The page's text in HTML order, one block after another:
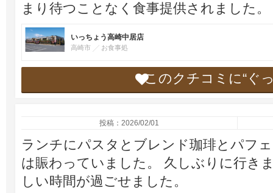
まり待つことなく食事提供されました。
いっちょう高崎中居店
高崎市 お食事処
このクチコミに“ぐ
投稿：2026/02/01
ランチにパスタとブレンド珈琲とパフ
は賑わっていました。 久しぶりに行き
しい時間が過ごせました。